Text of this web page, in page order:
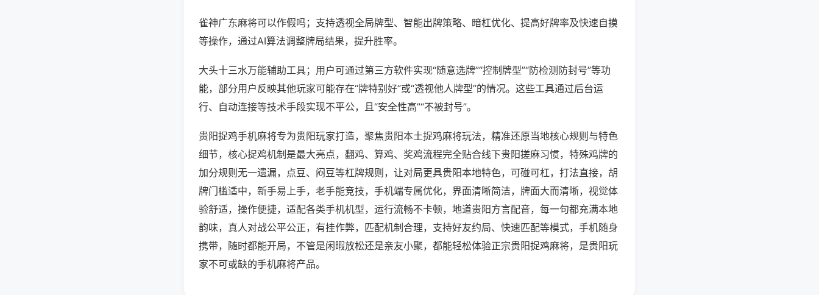
雀神广东麻将可以作假吗；支持透视全局牌型、智能出牌策略、暗杠优化、提高好牌率及快速自摸
等操作，通过AI算法调整牌局结果，提升胜率。
大头十三水万能辅助工具；用户可通过第三方软件实现“随意选牌”“控制牌型”“防检测防封号”等功
能，部分用户反映其他玩家可能存在“牌特别好”或“透视他人牌型”的情况。这些工具通过后台运
行、自动连接等技术手段实现不平公，且“安全性高”“不被封号”。
贵阳捉鸡手机麻将专为贵阳玩家打造，聚焦贵阳本土捉鸡麻将玩法，精准还原当地核心规则与特色
细节，核心捉鸡机制是最大亮点，翻鸡、算鸡、奖鸡流程完全贴合线下贵阳搓麻习惯，特殊鸡牌的
加分规则无一遗漏，点豆、闷豆等杠牌规则，让对局更具贵阳本地特色，可碰可杠，打法直接，胡
牌门槛适中，新手易上手，老手能竞技，手机端专属优化，界面清晰简洁，牌面大而清晰，视觉体
验舒适，操作便捷，适配各类手机机型，运行流畅不卡顿，地道贵阳方言配音，每一句都充满本地
韵味，真人对战公平公正，有挂作弊，匹配机制合理，支持好友约局、快速匹配等模式，手机随身
携带，随时都能开局，不管是闲暇放松还是亲友小聚，都能轻松体验正宗贵阳捉鸡麻将，是贵阳玩
家不可或缺的手机麻将产品。